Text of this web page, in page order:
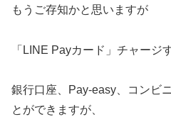
もうご存知かと思いますが
「LINE Payカード」チャージ
銀行口座、Pay-easy、コンビ
とができますが、